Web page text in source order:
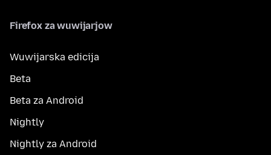
Firefox za wuwijarjow
Wuwijarska edicija
Beta
Beta za Android
Nightly
Nightly za Android